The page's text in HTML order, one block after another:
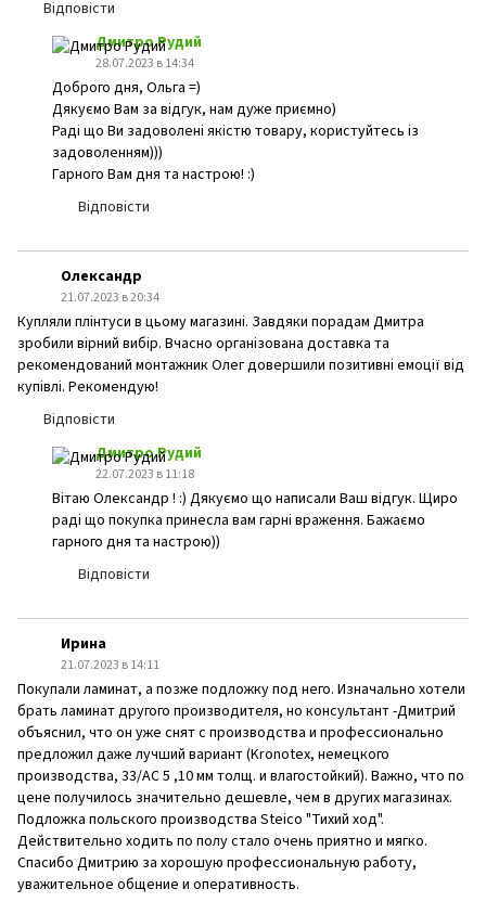
Відповісти
Дмитро Рудий
28.07.2023 в 14:34
Доброго дня, Ольга =)
Дякуємо Вам за відгук, нам дуже приємно)
Раді що Ви задоволені якістю товару, користуйтесь із
задоволенням)))
Гарного Вам дня та настрою! :)
Відповісти
Олександр
21.07.2023 в 20:34
Купляли плінтуси в цьому магазині. Завдяки порадам Дмитра
зробили вірний вибір. Вчасно організована доставка та
рекомендований монтажник Олег довершили позитивні емоції від
купівлі. Рекомендую!
Відповісти
Дмитро Рудий
22.07.2023 в 11:18
Вітаю Олександр ! :) Дякуємо що написали Ваш відгук. Щиро
раді що покупка принесла вам гарні враження. Бажаємо
гарного дня та настрою))
Відповісти
Ирина
21.07.2023 в 14:11
Покупали ламинат, а позже подложку под него. Изначально хотели
брать ламинат другого производителя, но консультант -Дмитрий
объяснил, что он уже снят с производства и профессионально
предложил даже лучший вариант (Kronotex, немецкого
производства, 33/АС 5 ,10 мм толщ. и влагостойкий). Важно, что по
цене получилось значительно дешевле, чем в других магазинах.
Подложка польского производства Steico "Тихий ход".
Действительно ходить по полу стало очень приятно и мягко.
Спасибо Дмитрию за хорошую профессиональную работу,
уважительное общение и оперативность.